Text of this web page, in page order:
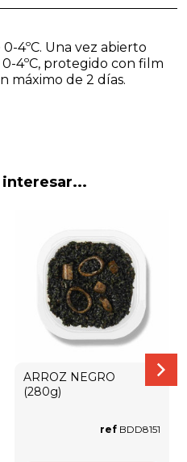
4ºC. Una vez abierto
4ºC, protegido con film
máximo de 2 días.
ARROZ NEGRO
(280g)
refBDD8151